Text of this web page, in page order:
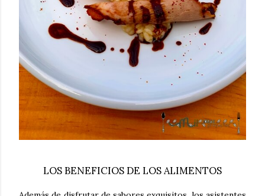
LOS BENEFICIOS DE LOS ALIMENTOS